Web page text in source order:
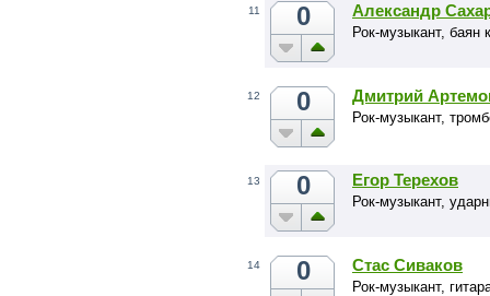
11 0 Александр
Рок-музыкант, баян
12 0 Дмитрий
Рок-музыкант,
13 0 Егор Терехов
Рок-музыкант,
14 0 Стас Сиваков
Рок-музыкант,